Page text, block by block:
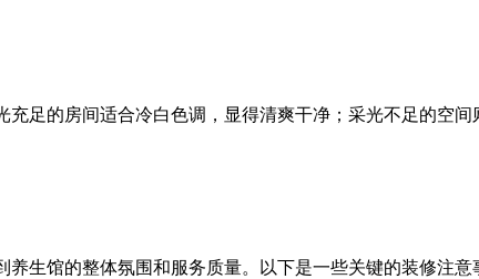
足的房间适合冷白色调，显得清爽干净；采光不足的空
生馆的整体氛围和服务质量。以下是一些关键的装修注